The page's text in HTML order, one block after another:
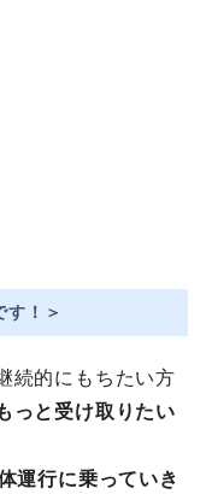
す！＞
続的にもちたい方
っと受け取りたい
運行に乗っていき